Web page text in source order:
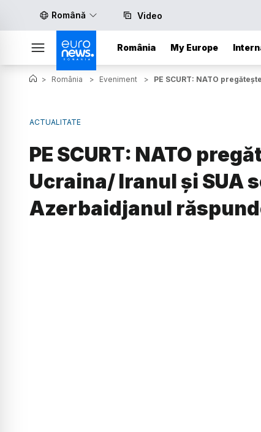
Română Video
România My Europe
> România > Eveniment > PE SCURT: NATO
ACTUALITATE
PE SCURT: NATO
Ucraina/ Iranul și SUA
Azerbaidjanul